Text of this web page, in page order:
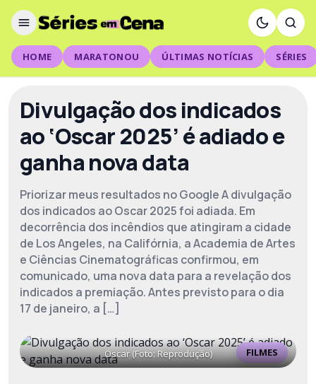
HOME MARATONOU ÚLTIMAS NOTÍCIAS SÉRIES
Divulgação dos indicados
ao ‘Oscar 2025’ é adiado e
ganha nova data
Priorizar meus resultados no Google A divulgação
dos indicados ao Oscar 2025 foi adiada. Em
decorrência dos incêndios que atingiram a cidade
de Los Angeles, na Califórnia, a Academia de Artes
e Ciências Cinematográficas confirmou, em
comunicado, uma nova data para a revelação dos
indicados a premiação. Antes previsto para o dia
17 de janeiro, a […]
FILMES
Oscar (Foto: Reprodução)